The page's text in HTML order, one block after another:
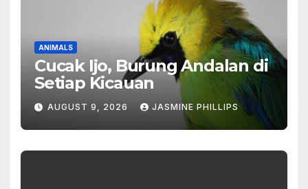
ANIMALS
Cucak Ijo, Burung Andalan di
Setiap Kicauan
AUGUST 9, 2026 JASMINE PHILLIPS